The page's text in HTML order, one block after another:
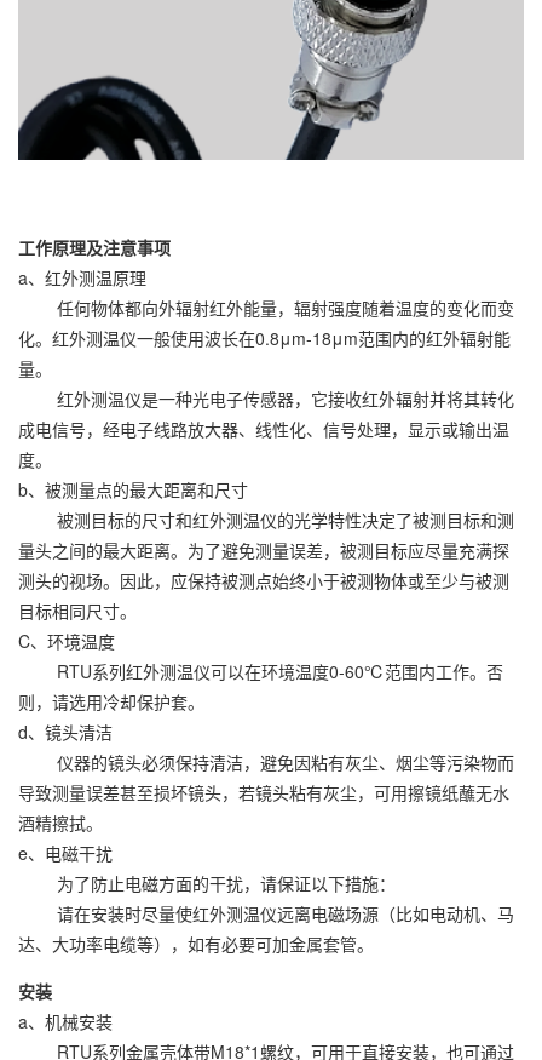
工作原理及注意事项
a、红外测温原理
任何物体都向外辐射红外能量，辐射强度随着温度的变化而变
化。红外测温仪一般使用波长在0.8μm-18μm范围内的红外辐射能
量。
红外测温仪是一种光电子传感器，它接收红外辐射并将其转化
成电信号，经电子线路放大器、线性化、信号处理，显示或输出温
度。
b、被测量点的最大距离和尺寸
被测目标的尺寸和红外测温仪的光学特性决定了被测目标和测
量头之间的最大距离。为了避免测量误差，被测目标应尽量充满探
测头的视场。因此，应保持被测点始终小于被测物体或至少与被测
目标相同尺寸。
C、环境温度
RTU系列红外测温仪可以在环境温度0-60℃范围内工作。否
则，请选用冷却保护套。
d、镜头清洁
仪器的镜头必须保持清洁，避免因粘有灰尘、烟尘等污染物而
导致测量误差甚至损坏镜头，若镜头粘有灰尘，可用擦镜纸蘸无水
酒精擦拭。
e、电磁干扰
为了防止电磁方面的干扰，请保证以下措施：
请在安装时尽量使红外测温仪远离电磁场源（比如电动机、马
达、大功率电缆等），如有必要可加金属套管。
安装
a、机械安装
RTU系列金属壳体带M18*1螺纹，可用于直接安装，也可通过